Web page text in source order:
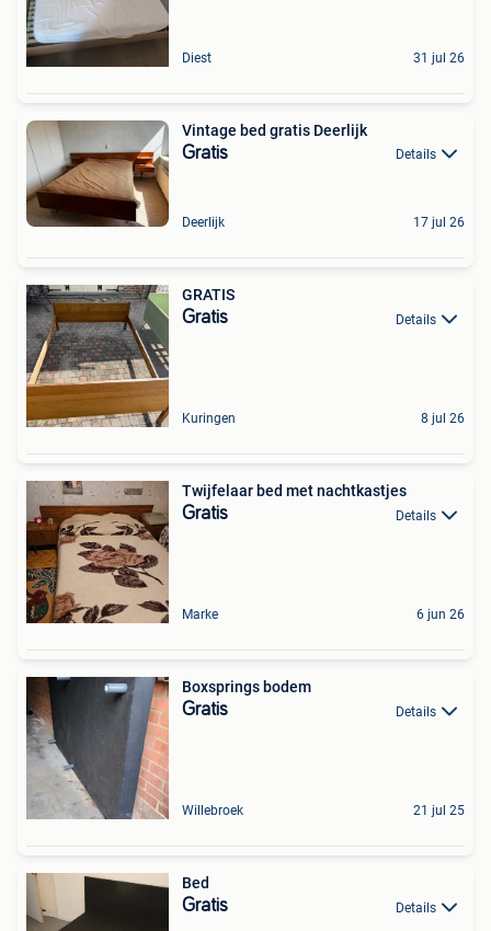
Diest 31 jul 26
Vintage bed gratis Deerlijk
Gratis Details
Deerlijk 17 jul 26
GRATIS
Gratis Details
Kuringen 8 jul 26
Twijfelaar bed met nachtkastjes
Gratis Details
Marke 6 jun 26
Boxsprings bodem
Gratis Details
Willebroek 21 jul 25
Bed
Gratis Details